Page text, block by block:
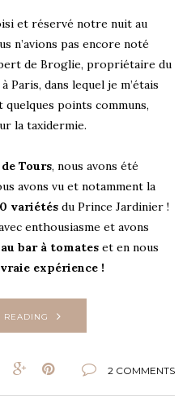
et réservé notre nuit au
n’avions pas encore noté
de Broglie, propriétaire du
à Paris, dans lequel je m’étais
quelques points communs,
la taxidermie.
Tours, nous avons été
avons vu et notamment la
variétés du Prince Jardinier !
enthousiasme et avons
bar à tomates et en nous
expérience !
READING
2 COMMENTS